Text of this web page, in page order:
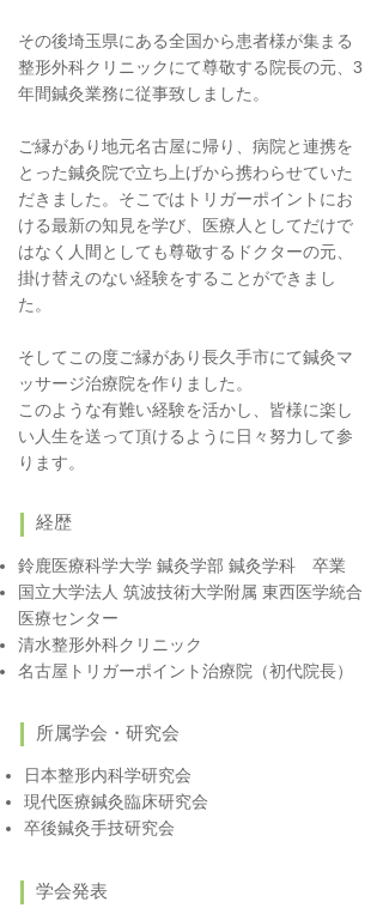
その後埼玉県にある全国から患者様が集まる
整形外科クリニックにて尊敬する院長の元、3
年間鍼灸業務に従事致しました。
ご縁があり地元名古屋に帰り、病院と連携を
とった鍼灸院で立ち上げから携わらせていた
だきました。そこではトリガーポイントにお
ける最新の知見を学び、医療人としてだけで
はなく人間としても尊敬するドクターの元、
掛け替えのない経験をすることができまし
た。
そしてこの度ご縁があり長久手市にて鍼灸マ
ッサージ治療院を作りました。
このような有難い経験を活かし、皆様に楽し
い人生を送って頂けるように日々努力して参
ります。
経歴
鈴鹿医療科学大学 鍼灸学部 鍼灸学科 卒業
国立大学法人 筑波技術大学附属 東西医学統合
医療センター
清水整形外科クリニック
名古屋トリガーポイント治療院（初代院長）
所属学会・研究会
​日本整形内科学研究会
​現代医療鍼灸臨床研究会
​卒後鍼灸手技研究会
学会発表